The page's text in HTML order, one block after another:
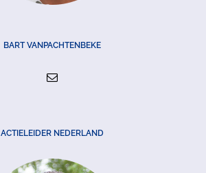
BART VANPACHTENBEKE
ACTIELEIDER NEDERLAND